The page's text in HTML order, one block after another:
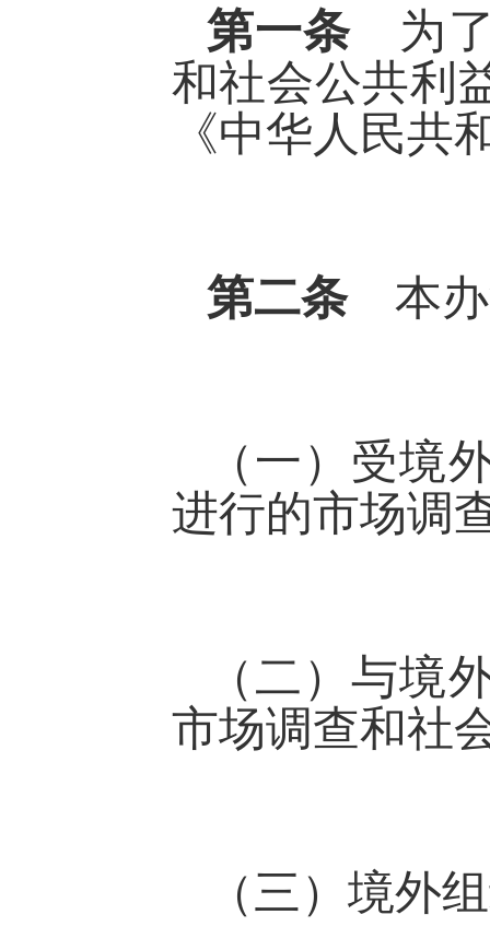
第一条 为
和社会公共利
《中华人民共
第二条 本
（一）受境
进行的市场调
（二）与境
市场调查和社
（三）境外